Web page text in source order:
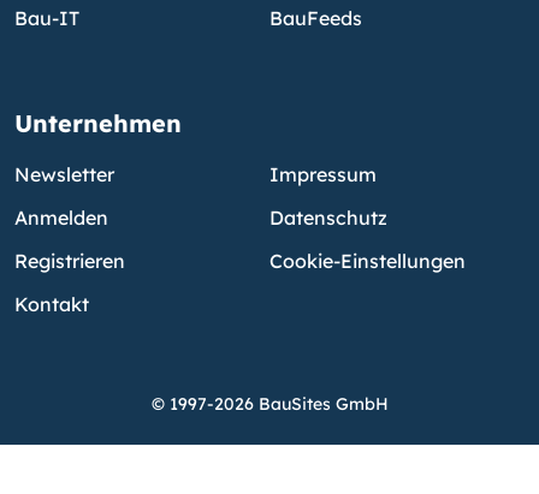
Bau-IT
BauFeeds
Unternehmen
Newsletter
Anmelden
Registrieren
Kontakt
Impressum
Datenschutz
Cookie-Einstellungen
© 1997-2026 BauSites GmbH